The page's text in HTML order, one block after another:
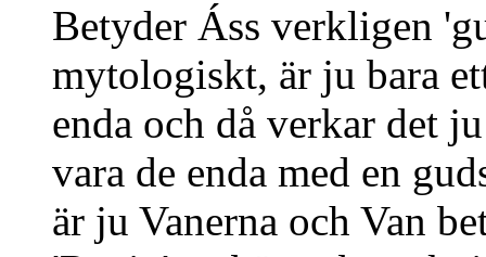
Betyder Áss verkligen
mytologiskt, är ju bara
enda och då verkar det
vara de enda med en
är ju Vanerna och Van